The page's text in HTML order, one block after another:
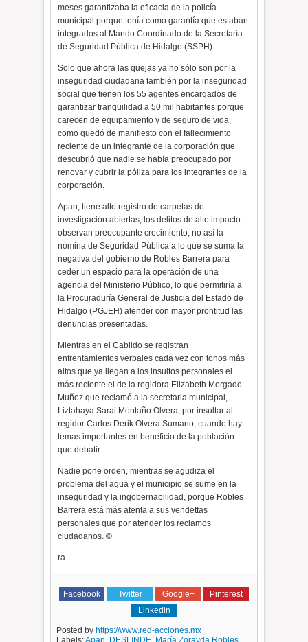
meses garantizaba la eficacia de la policía
municipal porque tenía como garantía que estaban
integrados al Mando Coordinado de la Secretaría
de Seguridad Pública de Hidalgo (SSPH).
Solo que ahora las quejas ya no sólo son por la
inseguridad ciudadana también por la inseguridad
social que tienen los 55 agentes encargados de
garantizar tranquilidad a 50 mil habitantes porque
carecen de equipamiento y de seguro de vida,
como quedó de manifiesto con el fallecimiento
reciente de un integrante de la corporación que
descubrió que nadie se había preocupado por
renovar y cubrir la póliza para los integrantes de la
corporación.
Apan, tiene alto registro de carpetas de
investigación abiertas, los delitos de alto impacto
observan preocupante crecimiento, no así la
nómina de Seguridad Pública a lo que se suma la
negativa del gobierno de Robles Barrera para
ceder un espacio para la operación de una
agencia del Ministerio Público, lo que permitiría a
la Procuraduría General de Justicia del Estado de
Hidalgo (PGJEH) atender con mayor prontitud las
denuncias presentadas.
Mientras en el Cabildo se registran
enfrentamientos verbales cada vez con tonos más
altos que ya llegan a los insultos personales el
más reciente el de la regidora Elizabeth Morgado
Muñoz que reclamó a la secretaria municipal,
Liztahaya Sarai Montaño Olvera, por insultar al
regidor Carlos Derik Olvera Sumano, cuando hay
temas importantes en beneficio de la población
que debatir.
Nadie pone orden, mientras se agudiza el
problema del agua y el municipio se sume en la
inseguridad y la ingobernabilidad, porque Robles
Barrera está más atenta a sus vendettas
personales que por atender los reclamos
ciudadanos. ©
ra
Facebook Twitter Google+
Pinterest
Linkedin
Posted by https://www.red-acciones.mx
Labels:Apan, DESLINDE, María Zorayda Robles